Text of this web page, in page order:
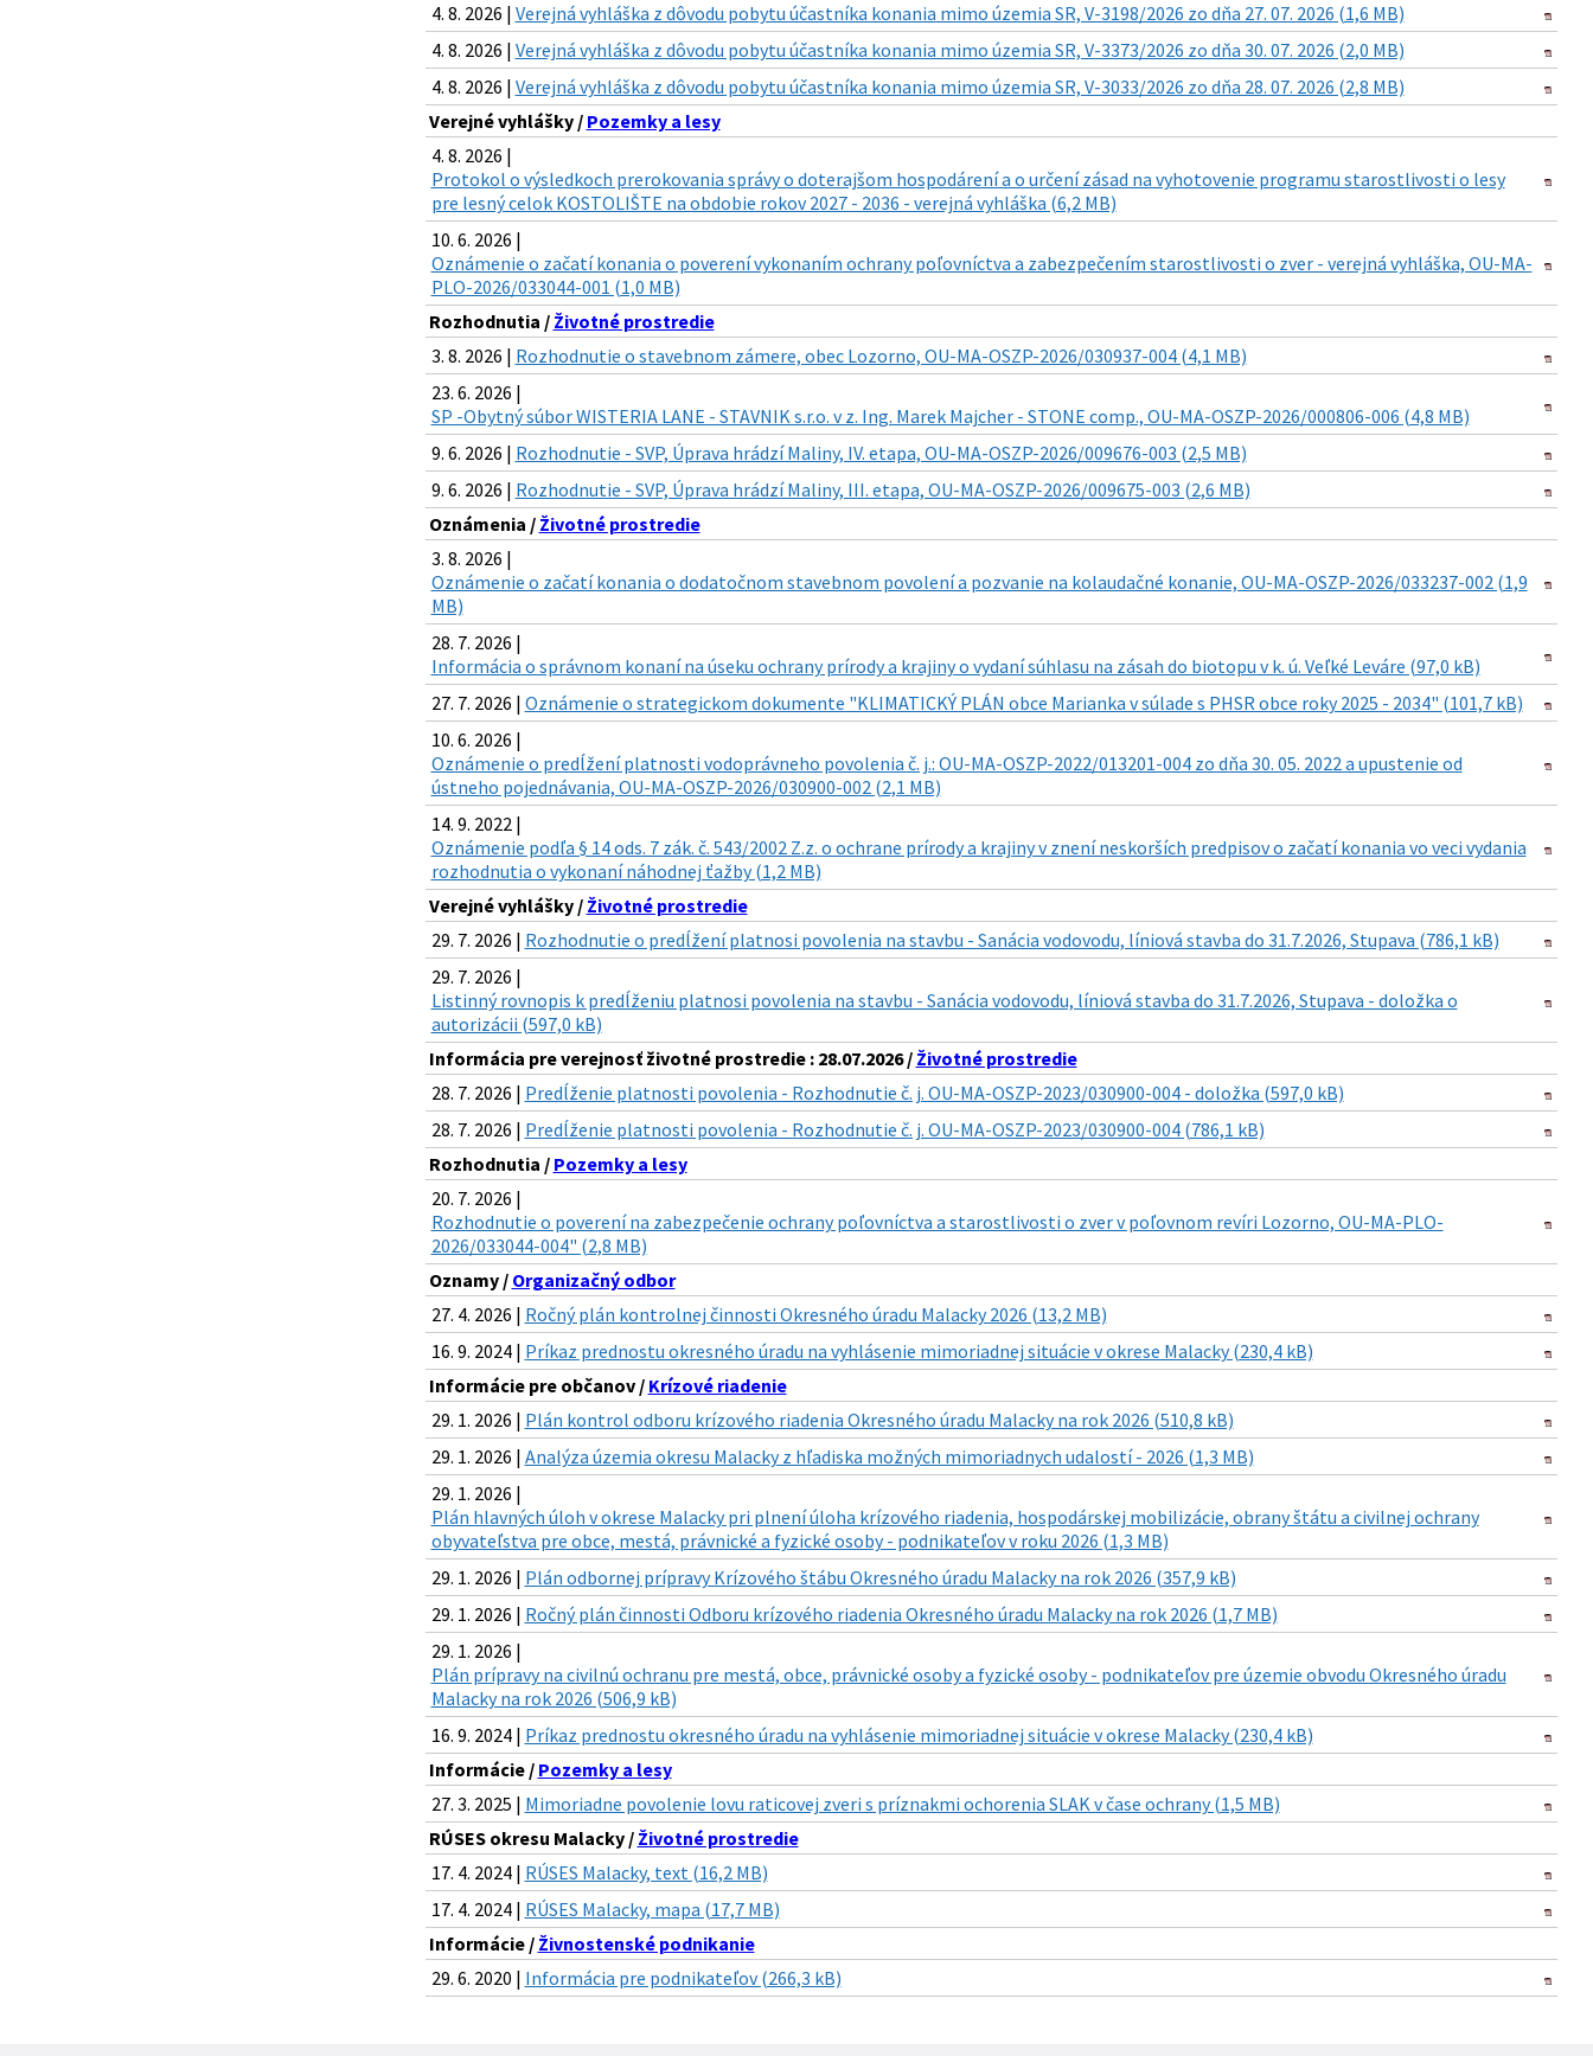
4. 8. 2026 | Verejná vyhláška z dôvodu pobytu účastníka konania mimo územia SR, V-3198/2026 zo dňa 27. 07. 2026 (1,6 MB)
4. 8. 2026 | Verejná vyhláška z dôvodu pobytu účastníka konania mimo územia SR, V-3373/2026 zo dňa 30. 07. 2026 (2,0 MB)
4. 8. 2026 | Verejná vyhláška z dôvodu pobytu účastníka konania mimo územia SR, V-3033/2026 zo dňa 28. 07. 2026 (2,8 MB)
Verejné vyhlášky / Pozemky a lesy
4. 8. 2026 |
Protokol o výsledkoch prerokovania správy o doterajšom hospodárení a o určení zásad na vyhotovenie programu starostlivosti o lesy
pre lesný celok KOSTOLIŠTE na obdobie rokov 2027 - 2036 - verejná vyhláška (6,2 MB)
10. 6. 2026 |
Oznámenie o začatí konania o poverení vykonaním ochrany poľovníctva a zabezpečením starostlivosti o zver - verejná vyhláška, OU-MA-
PLO-2026/033044-001 (1,0 MB)
Rozhodnutia / Životné prostredie
3. 8. 2026 | Rozhodnutie o stavebnom zámere, obec Lozorno, OU-MA-OSZP-2026/030937-004 (4,1 MB)
23. 6. 2026 |
SP -Obytný súbor WISTERIA LANE - STAVNIK s.r.o. v z. Ing. Marek Majcher - STONE comp., OU-MA-OSZP-2026/000806-006 (4,8 MB)
9. 6. 2026 | Rozhodnutie - SVP, Úprava hrádzí Maliny, IV. etapa, OU-MA-OSZP-2026/009676-003 (2,5 MB)
9. 6. 2026 | Rozhodnutie - SVP, Úprava hrádzí Maliny, III. etapa, OU-MA-OSZP-2026/009675-003 (2,6 MB)
Oznámenia / Životné prostredie
3. 8. 2026 |
Oznámenie o začatí konania o dodatočnom stavebnom povolení a pozvanie na kolaudačné konanie, OU-MA-OSZP-2026/033237-002 (1,9
MB)
28. 7. 2026 |
Informácia o správnom konaní na úseku ochrany prírody a krajiny o vydaní súhlasu na zásah do biotopu v k. ú. Veľké Leváre (97,0 kB)
27. 7. 2026 | Oznámenie o strategickom dokumente "KLIMATICKÝ PLÁN obce Marianka v súlade s PHSR obce roky 2025 - 2034" (101,7 kB)
10. 6. 2026 |
Oznámenie o predĺžení platnosti vodoprávneho povolenia č. j.: OU-MA-OSZP-2022/013201-004 zo dňa 30. 05. 2022 a upustenie od
ústneho pojednávania, OU-MA-OSZP-2026/030900-002 (2,1 MB)
14. 9. 2022 |
Oznámenie podľa § 14 ods. 7 zák. č. 543/2002 Z.z. o ochrane prírody a krajiny v znení neskorších predpisov o začatí konania vo veci vydania
rozhodnutia o vykonaní náhodnej ťažby (1,2 MB)
Verejné vyhlášky / Životné prostredie
29. 7. 2026 | Rozhodnutie o predĺžení platnosi povolenia na stavbu - Sanácia vodovodu, líniová stavba do 31.7.2026, Stupava (786,1 kB)
29. 7. 2026 |
Listinný rovnopis k predĺženiu platnosi povolenia na stavbu - Sanácia vodovodu, líniová stavba do 31.7.2026, Stupava - doložka o
autorizácii (597,0 kB)
Informácia pre verejnosť životné prostredie : 28.07.2026 / Životné prostredie
28. 7. 2026 | Predĺženie platnosti povolenia - Rozhodnutie č. j. OU-MA-OSZP-2023/030900-004 - doložka (597,0 kB)
28. 7. 2026 | Predĺženie platnosti povolenia - Rozhodnutie č. j. OU-MA-OSZP-2023/030900-004 (786,1 kB)
Rozhodnutia / Pozemky a lesy
20. 7. 2026 |
Rozhodnutie o poverení na zabezpečenie ochrany poľovníctva a starostlivosti o zver v poľovnom revíri Lozorno, OU-MA-PLO-
2026/033044-004" (2,8 MB)
Oznamy / Organizačný odbor
27. 4. 2026 | Ročný plán kontrolnej činnosti Okresného úradu Malacky 2026 (13,2 MB)
16. 9. 2024 | Príkaz prednostu okresného úradu na vyhlásenie mimoriadnej situácie v okrese Malacky (230,4 kB)
Informácie pre občanov / Krízové riadenie
29. 1. 2026 | Plán kontrol odboru krízového riadenia Okresného úradu Malacky na rok 2026 (510,8 kB)
29. 1. 2026 | Analýza územia okresu Malacky z hľadiska možných mimoriadnych udalostí - 2026 (1,3 MB)
29. 1. 2026 |
Plán hlavných úloh v okrese Malacky pri plnení úloha krízového riadenia, hospodárskej mobilizácie, obrany štátu a civilnej ochrany
obyvateľstva pre obce, mestá, právnické a fyzické osoby - podnikateľov v roku 2026 (1,3 MB)
29. 1. 2026 | Plán odbornej prípravy Krízového štábu Okresného úradu Malacky na rok 2026 (357,9 kB)
29. 1. 2026 | Ročný plán činnosti Odboru krízového riadenia Okresného úradu Malacky na rok 2026 (1,7 MB)
29. 1. 2026 |
Plán prípravy na civilnú ochranu pre mestá, obce, právnické osoby a fyzické osoby - podnikateľov pre územie obvodu Okresného úradu
Malacky na rok 2026 (506,9 kB)
16. 9. 2024 | Príkaz prednostu okresného úradu na vyhlásenie mimoriadnej situácie v okrese Malacky (230,4 kB)
Informácie / Pozemky a lesy
27. 3. 2025 | Mimoriadne povolenie lovu raticovej zveri s príznakmi ochorenia SLAK v čase ochrany (1,5 MB)
RÚSES okresu Malacky / Životné prostredie
17. 4. 2024 | RÚSES Malacky, text (16,2 MB)
17. 4. 2024 | RÚSES Malacky, mapa (17,7 MB)
Informácie / Živnostenské podnikanie
29. 6. 2020 | Informácia pre podnikateľov (266,3 kB)